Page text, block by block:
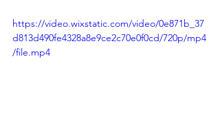
https://video.wixstatic.com/video/0e871b_37
d813d490fe4328a8e9ce2c70e0f0cd/720p/mp4
/file.mp4